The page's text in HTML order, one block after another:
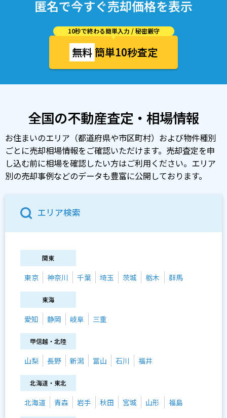
匿名で今すぐ売却価格を表示
10秒で終わる簡単入力 / 秘密厳守
無料簡単10秒査定
全国の不動産査定・相場情報
お住まいのエリア（都道府県や市区町村）および物件種別
ごとに売却相場情報をご確認いただけます。売却査定を申
し込む前に相場を確認したい方はご利用ください。エリア
別の売却事例などのデータも豊富に公開しております。
エリア検索
関東
東京 神奈川 千葉 埼玉 茨城 栃木 群馬
東海
愛知 静岡 岐阜 三重
甲信越・北陸
山梨 長野 新潟 富山 石川 福井
北海道・東北
北海道 青森 岩手 秋田 宮城 山形 福島